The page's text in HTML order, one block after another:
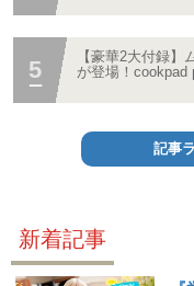
【豪華2大付録
が登場！cookpad
記事
新着記事